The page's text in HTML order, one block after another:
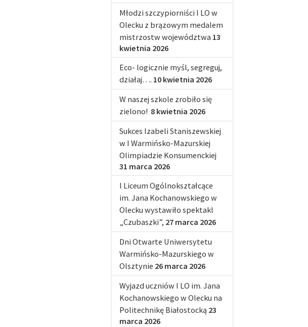
Młodzi szczypiorniści I LO w
Olecku z brązowym medalem
mistrzostw województwa 13
kwietnia 2026
Eco- logicznie myśl, segreguj,
działaj…. 10 kwietnia 2026
W naszej szkole zrobiło się
zielono! 8 kwietnia 2026
Sukces Izabeli Staniszewskiej
w I Warmińsko-Mazurskiej
Olimpiadzie Konsumenckiej
31 marca 2026
I Liceum Ogólnokształcące
im. Jana Kochanowskiego w
Olecku wystawiło spektakl
„Czubaszki”, 27 marca 2026
Dni Otwarte Uniwersytetu
Warmińsko-Mazurskiego w
Olsztynie 26 marca 2026
Wyjazd uczniów I LO im. Jana
Kochanowskiego w Olecku na
Politechnikę Białostocką 23
marca 2026